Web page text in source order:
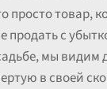
просто товар,
продать с
мы
в своей